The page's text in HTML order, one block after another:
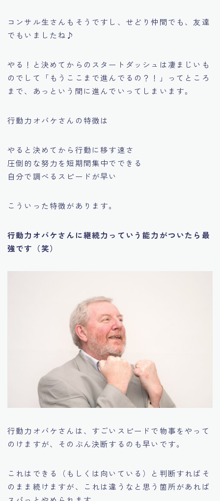
コンサル生さんもそうですし、せどり仲間でも、友達
でもいましたね♪
やる！と決めてからのスタートダッシュは凄まじいも
のでして
「もうここまで進んでるの？！」
ってところ
まで、あっという間に進んでいってしまいます。
行動力オバケさんの特徴は
やると決めてから行動に移す速さ
圧倒的な努力を短期間集中でできる
自分で調べるスピードが早い
こういった特徴があります。
行動力オバケさんに継続力っていう能力がついたら最
強です（笑）
行動力オバケさんは、すごいスピードで物事をやって
のけますが、そのぶん決断するのも早いです。
これはできる（もしくは向いている）と判断すればそ
のまま続けますが、これは違うなと思う箇所があれば